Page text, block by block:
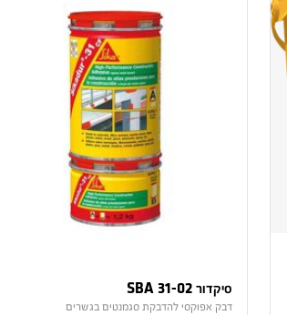
סיקדור 31-02 SBA
דבק אפוקסי להדבקת סגמנטים בגשרים